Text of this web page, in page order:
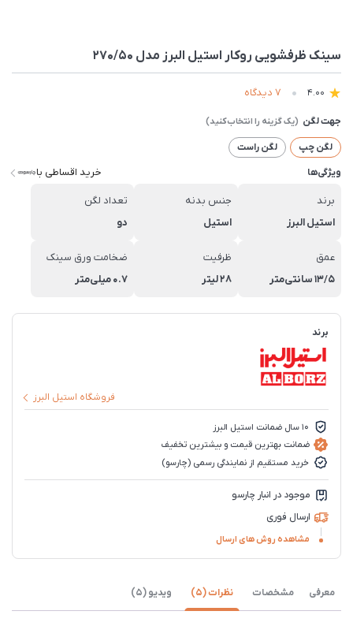
سينک ظرفشویی روکار استیل البرز مدل 270/50
4.00 7 دیدگاه
جهت لگن
لگن چپ
لگن راست
ویژگی‌ها
خرید اقساطی با
برند
استیل البرز
جنس بدنه
استیل
تعداد لگن
دو
عمق
13/5 سانتی‌متر
ظرفیت
28 لیتر
ضخامت ورق سینک
0.7 میلی‌متر
برند
فروشگاه استیل البرز
10 سال ضمانت استیل البرز
ضمانت بهترین قیمت و بیشترین تخفیف
خرید مستقیم از نمایندگی رسمی (چارسو)
موجود در انبار چارسو
ارسال فوری
مشاهده روش های ارسال
معرفی مشخصات نظرات (5) ویدیو (5)